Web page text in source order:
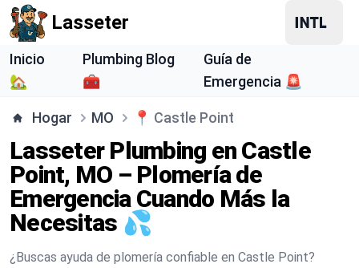
Lasseter
Inicio
🏡
Plumbing Blog
🧰
Guía de
Emergencia 🚨
Hogar MO 📍 Castle Point
Lasseter Plumbing en Castle
Point, MO – Plomería de
Emergencia Cuando Más la
Necesitas 💦
¿Buscas ayuda de plomería confiable en Castle Point?